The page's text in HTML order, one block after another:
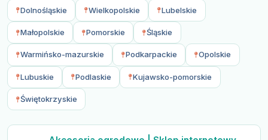
Dolnośląskie Wielkopolskie Lubelskie
Małopolskie Pomorskie Śląskie
Warmińsko-mazurskie Podkarpackie Opolskie
Lubuskie Podlaskie Kujawsko-pomorskie
Świętokrzyskie